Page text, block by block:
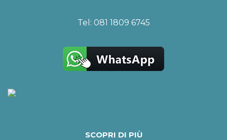
Tel: 081 1809 6745
SCOPRI DI PIÙ